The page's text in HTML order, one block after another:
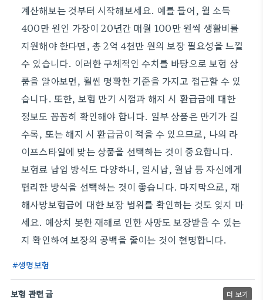
계산해보는 것부터 시작해보세요. 예를 들어, 월 소득
400만 원인 가장이 20년간 매월 100만 원씩 생활비를
지원해야 한다면, 총 2억 4천만 원의 보장 필요성을 느낄
수 있습니다. 이러한 구체적인 수치를 바탕으로 보험 상
품을 알아보면, 훨씬 명확한 기준을 가지고 접근할 수 있
습니다. 또한, 보험 만기 시점과 해지 시 환급금에 대한
정보도 꼼꼼히 확인해야 합니다. 일부 상품은 만기가 길
수록, 또는 해지 시 환급금이 적을 수 있으므로, 나의 라
이프스타일에 맞는 상품을 선택하는 것이 중요합니다.
보험료 납입 방식도 다양하니, 일시납, 월납 등 자신에게
편리한 방식을 선택하는 것이 좋습니다. 마지막으로, 재
해사망보험금에 대한 보장 범위를 확인하는 것도 잊지 마
세요. 예상치 못한 재해로 인한 사망도 보장받을 수 있는
지 확인하여 보장의 공백을 줄이는 것이 현명합니다.
생명보험
보험 관련 글 더 보기